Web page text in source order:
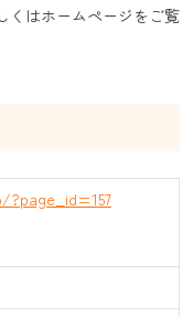
くはホームページをご覧